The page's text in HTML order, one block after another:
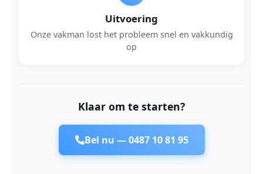
Uitvoering
Onze vakman lost het probleem snel en vakkundig
op
Klaar om te starten?
Bel nu —0487 10 81 95